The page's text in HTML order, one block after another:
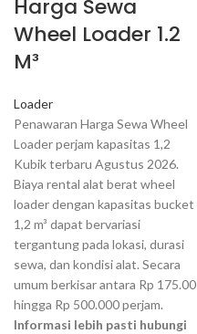
Harga Sewa
Wheel Loader 1.2
M³
Loader
Penawaran Harga Sewa Wheel
Loader perjam kapasitas 1,2
Kubik terbaru Agustus 2026.
Biaya rental alat berat wheel
loader dengan kapasitas bucket
1,2 m³ dapat bervariasi
tergantung pada lokasi, durasi
sewa, dan kondisi alat. Secara
umum berkisar antara Rp 175.00
hingga Rp 500.000 perjam.
Informasi lebih pasti hubungi